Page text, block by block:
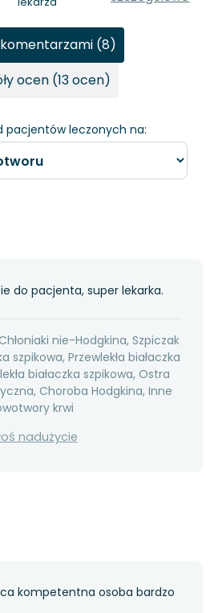
pacjentów leczonych na:
(8)
ocen (13 ocen)
do pacjenta, super lekarka.
nie-Hodgkina, Szpiczak
szpikowa, Przewlekła białaczka
białaczka szpikowa, Ostra
Choroba Hodgkina, Inne
krwi
nadużycie
kompetentna osoba bardzo